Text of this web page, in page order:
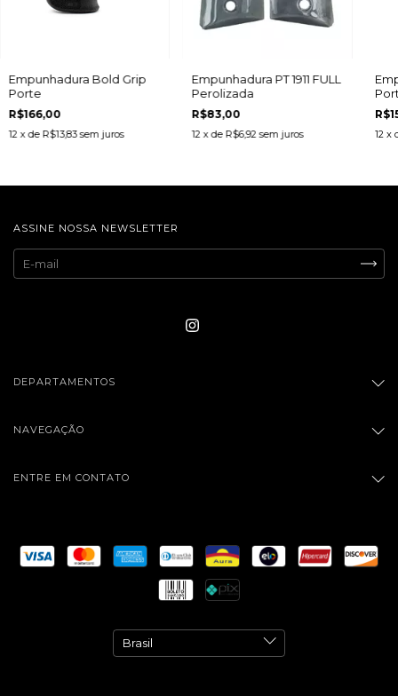
Empunhadura Bold Grip
Porte
R$166,00
12 x de R$13,83 sem juros
Empunhadura PT 1911 FULL
Perolizada
R$83,00
12 x de R$6,92 sem juros
85/
12 x
ASSINE NOSSA NEWSLETTER
DEPARTAMENTOS
NAVEGAÇÃO
ENTRE EM CONTATO